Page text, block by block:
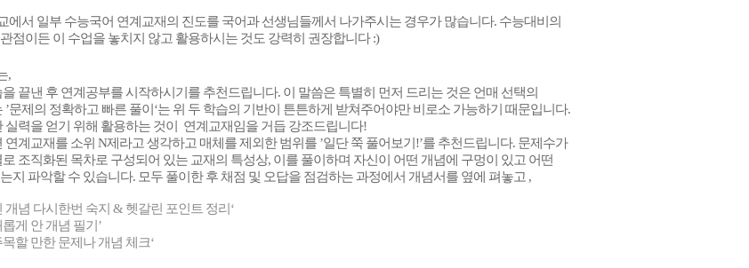
에서 일부 수능국어 연계교재의 진도를 국어과 선생님들께서 나가주시는 경우가 많습니다. 수능대비의
점이든 이 수업을 놓치지 않고 활용하시는 것도 강력히 권장합니다 :)
,
끝낸 후 연계공부를 시작하시기를 추천드립니다. 이 말씀은 특별히 먼저 드리는 것은 언매 선택의
’문제의 정확하고 빠른 풀이‘는 위 두 학습의 기반이 튼튼하게 받쳐주어야만 비로소 가능하기 때문입니다.
실력을 얻기 위해 활용하는 것이 연계교재임을 거듭 강조드립니다!
연계교재를 소위 N제라고 생각하고 매체를 제외한 범위를 ’일단 쭉 풀어보기!’를 추천드립니다. 문제수가
조직화된 목차로 구성되어 있는 교재의 특성상, 이를 풀이하며 자신이 어떤 개념에 구멍이 있고 어떤
지 파악할 수 있습니다. 모두 풀이한 후 채점 및 오답을 점검하는 과정에서 개념서를 옆에 펴놓고 ,
개념 다시한번 숙지 & 헷갈린 포인트 정리‘
게 안 개념 필기’
할 만한 문제나 개념 체크‘